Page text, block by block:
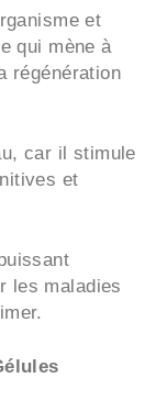
et
qui mène à
régénération
car il stimule
et
les maladies